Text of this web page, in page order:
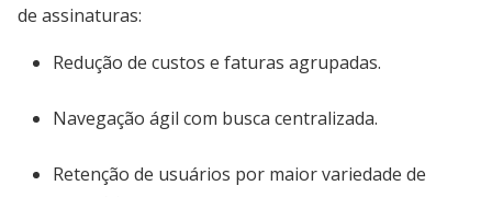
de assinaturas:
Redução de custos e faturas agrupadas.
Navegação ágil com busca centralizada.
Retenção de usuários por maior variedade de